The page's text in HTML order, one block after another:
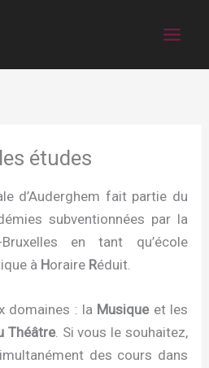
études
d’Auderghem fait partie du
subventionnées par la
Bruxelles en tant qu’école
à Horaire Réduit.
domaines : la Musiqueet les
Théâtre. Si vous le souhaitez,
des cours dans